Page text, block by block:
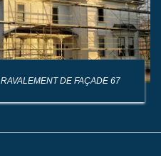
RAVALEMENT DE FAÇADE 67